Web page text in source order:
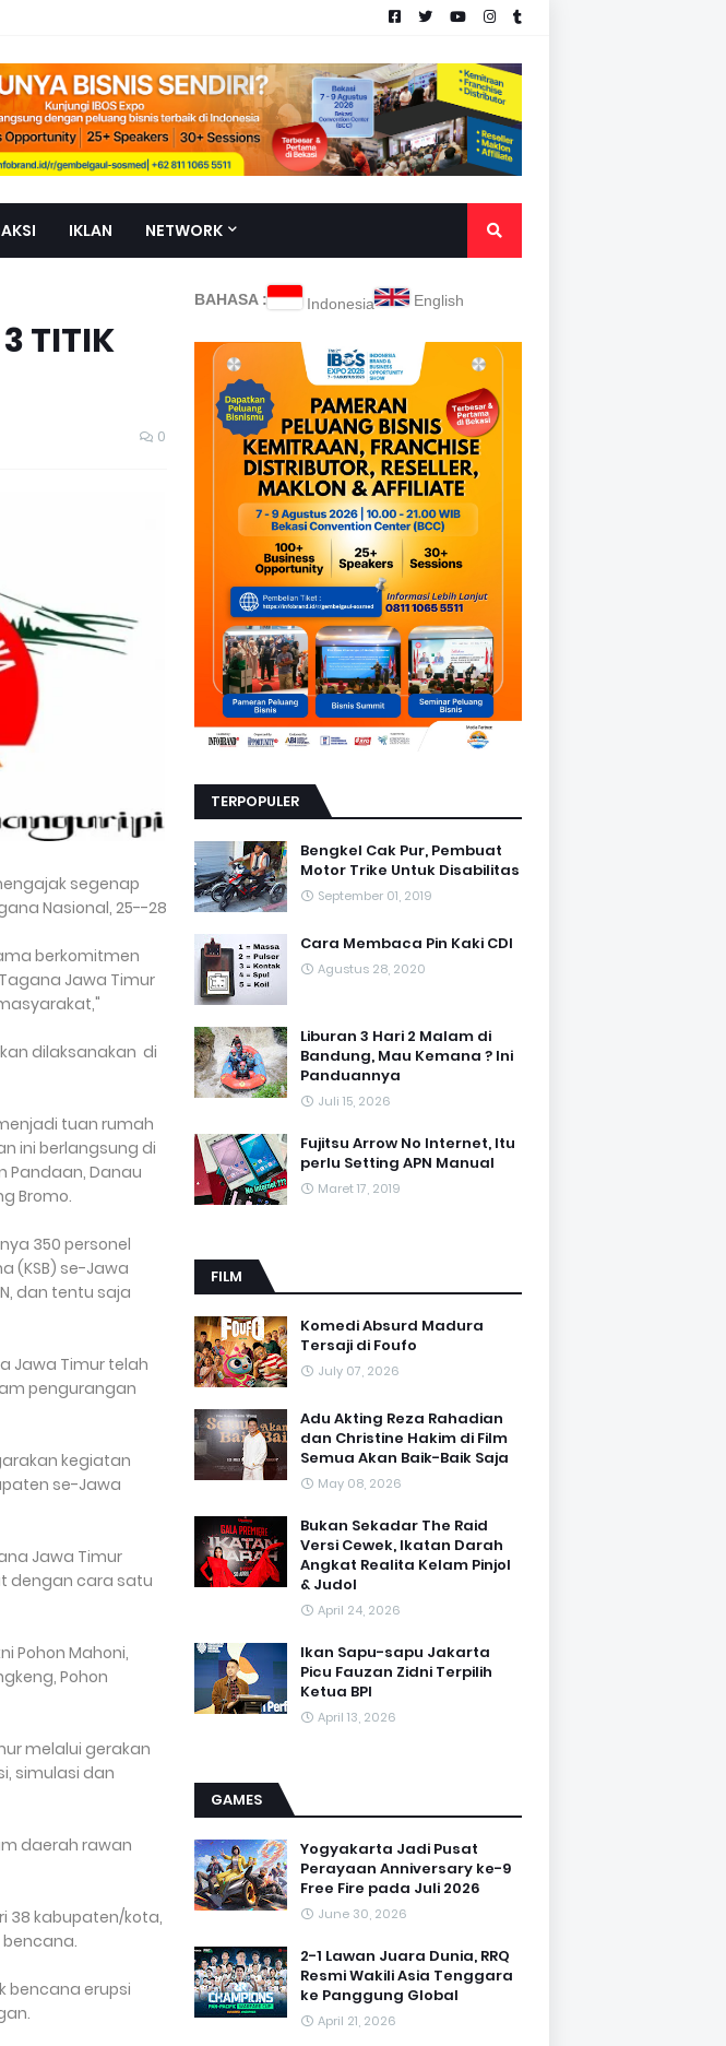
IKLAN NETWORK
TITIK
0
segenap
Nasional, 25--28
berkomitmen
Jawa Timur
dilaksanakan di
tuan rumah
ini berlangsung di
Pandaan, Danau
Bromo.
350 personel
(KSB) se-Jawa
dan tentu saja
Jawa Timur telah
pengurangan
kegiatan
se-Jawa
Jawa Timur
dengan cara satu
Pohon Mahoni,
Pohon
melalui gerakan
simulasi dan
daerah rawan
38 kabupaten/kota,
bencana erupsi
BAHASA : Indonesia English
TERPOPULER
Bengkel Cak Pur, Pembuat
Motor Trike Untuk Disabilitas
September 01, 2019
Cara Membaca Pin Kaki CDI
Agustus 28, 2020
Liburan 3 Hari 2 Malam di
Bandung, Mau Kemana ? Ini
Panduannya
Juli 15, 2026
Fujitsu Arrow No Internet, Itu
perlu Setting APN Manual
Maret 17, 2019
FILM
Komedi Absurd Madura
Tersaji di Foufo
July 07, 2026
Adu Akting Reza Rahadian
dan Christine Hakim di Film
Semua Akan Baik-Baik Saja
May 08, 2026
Bukan Sekadar The Raid
Versi Cewek, Ikatan Darah
Angkat Realita Kelam Pinjol
& Judol
April 24, 2026
Ikan Sapu-sapu Jakarta
Picu Fauzan Zidni Terpilih
Ketua BPI
April 13, 2026
GAMES
Yogyakarta Jadi Pusat
Perayaan Anniversary ke-9
Free Fire pada Juli 2026
June 30, 2026
2-1 Lawan Juara Dunia, RRQ
Resmi Wakili Asia Tenggara
ke Panggung Global
April 21, 2026